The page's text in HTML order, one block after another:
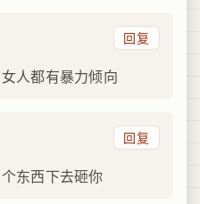
回复
人都有暴力倾向
回复
东西下去砸你